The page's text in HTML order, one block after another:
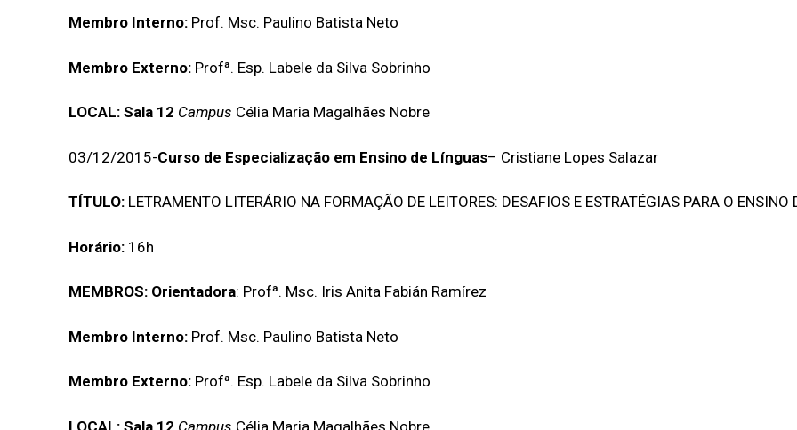
Membro Interno: Prof. Msc. Paulino Batista Neto
Membro Externo: Profª. Esp. Labele da Silva Sobrinho
LOCAL: Sala 12 Campus Célia Maria Magalhães Nobre
03/12/2015-Curso de Especialização em Ensino de Línguas– Cristiane Lopes Salazar
TÍTULO: LETRAMENTO LITERÁRIO NA FORMAÇÃO DE LEITORES: DESAFIOS E ESTRATÉGIAS PARA O ENSINO
Horário: 16h
MEMBROS: Orientadora: Profª. Msc. Iris Anita Fabián Ramírez
Membro Interno: Prof. Msc. Paulino Batista Neto
Membro Externo: Profª. Esp. Labele da Silva Sobrinho
LOCAL: Sala 12 Campus Célia Maria Magalhães Nobre